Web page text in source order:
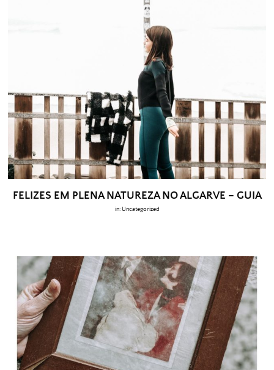
FELIZES EM PLENA NATUREZA NO ALGARVE – GUIA
in: Uncategorized